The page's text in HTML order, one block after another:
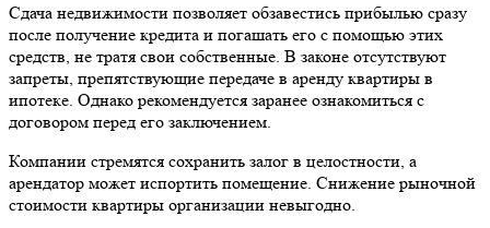
Сдача недвижимости позволяет обзавестись прибылью сразу
после получение кредита и погашать его с помощью этих
средств, не тратя свои собственные. В законе отсутствуют
запреты, препятствующие передаче в аренду квартиры в
ипотеке. Однако рекомендуется заранее ознакомиться с
договором перед его заключением.
Компании стремятся сохранить залог в целостности, а
арендатор может испортить помещение. Снижение рыночной
стоимости квартиры организации невыгодно.